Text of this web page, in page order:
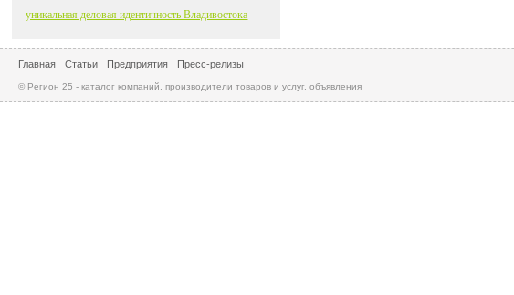
уникальная деловая идентичность Владивостока
Главная Статьи Предприятия Пресс-релизы
© Регион 25 - каталог компаний, производители товаров и услуг, объявления